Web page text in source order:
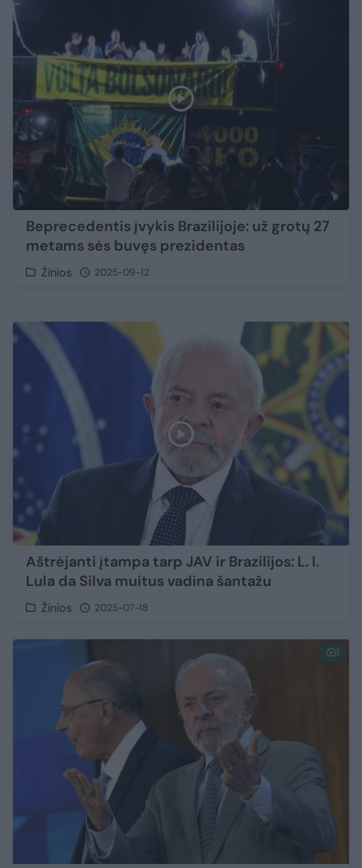
Beprecedentis įvykis Brazilijoje: už grotų 27
metams sės buvęs prezidentas
Žinios 2025-09-12
Aštrėjanti įtampa tarp JAV ir Brazilijos: L. I.
Lula da Silva muitus vadina šantažu
Žinios 2025-07-18
1